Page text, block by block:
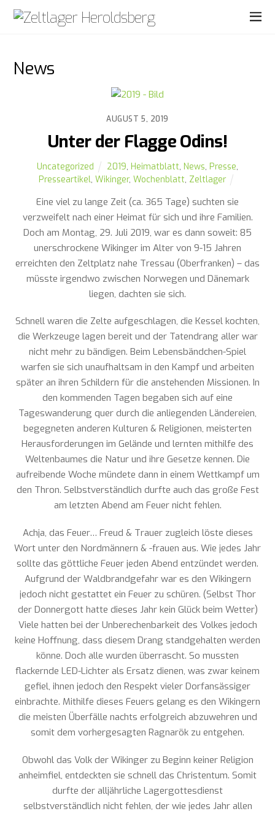
News
AUGUST 5, 2019
Unter der Flagge Odins!
Uncategorized 2019, Heimatblatt, News, Presse,
Presseartikel,Wikinger,Wochenblatt, Zeltlager
Eine viel zu lange Zeit (ca. 365 Tage) suchten sie
verzweifelt nach einer Heimat für sich und ihre Familien.
Doch am Montag, 29. Juli 2019, war es dann soweit: 85
unerschrockene Wikinger im Alter von 9-15 Jahren
erreichten den Zeltplatz nahe Tressau (Oberfranken) – das
müsste irgendwo zwischen Norwegen und Dänemark
liegen, dachten sie sich.
Schnell waren die Zelte aufgeschlagen, die Kessel kochten,
die Werkzeuge lagen bereit und der Tatendrang aller war
nicht mehr zu bändigen. Beim Lebensbändchen-Spiel
warfen sie sich unaufhaltsam in den Kampf und arbeiten
später an ihren Schildern für die anstehenden Missionen. In
den kommenden Tagen begaben sich auf eine
Tageswanderung quer durch die anliegenden Ländereien,
begegneten anderen Kulturen & Religionen, meisterten
Herausforderungen im Gelände und lernten mithilfe des
Weltenbaumes die Natur und ihre Gesetze kennen. Die
aufreibende Woche mündete dann in einem Wettkampf um
den Thron. Selbstverständlich durfte auch das große Fest
am letzten Abend am Feuer nicht fehlen.
Achja, das Feuer… Freud & Trauer zugleich löste dieses
Wort unter den Nordmännern & -frauen aus. Wie jedes Jahr
sollte das göttliche Feuer jeden Abend entzündet werden.
Aufgrund der Waldbrandgefahr war es den Wikingern
jedoch nicht gestattet ein Feuer zu schüren. (Selbst Thor
der Donnergott hatte dieses Jahr kein Glück beim Wetter)
Viele hatten bei der Unberechenbarkeit des Volkes jedoch
keine Hoffnung, dass diesem Drang standgehalten werden
könne. Doch alle wurden überrascht. So mussten
flackernde LED-Lichter als Ersatz dienen, was zwar keinem
gefiel, ihnen jedoch den Respekt vieler Dorfansässiger
einbrachte. Mithilfe dieses Feuers gelang es den Wikingern
die meisten Überfälle nachts erfolgreich abzuwehren und
somit dem vorhergesagten Ragnarök zu entgehen.
Obwohl das Volk der Wikinger zu Beginn keiner Religion
anheimfiel, entdeckten sie schnell das Christentum. Somit
durfte der alljährliche Lagergottesdienst
selbstverständlich nicht fehlen, der wie jedes Jahr allen